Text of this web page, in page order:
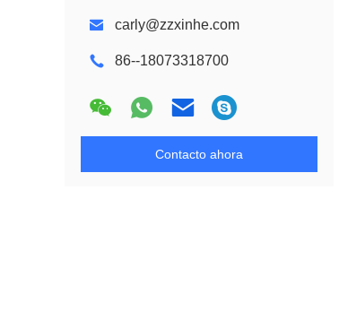
carly@zzxinhe.com
86--18073318700
Contacto ahora